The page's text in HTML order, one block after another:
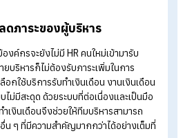
ในการจ่ายเงินเดือนและสิทธิ
นมีระบบงานที่พร้อมดำเนินการต่อได้ทันที
ใหม่ ช่วยให้การจัดการเงินเดือนและสิทธิ